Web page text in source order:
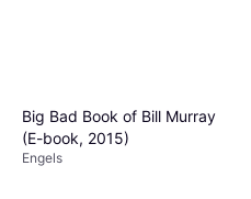
Big Bad Book of Bill Murray
(E-book, 2015)
Engels